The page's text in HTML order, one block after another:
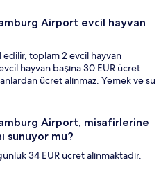
Airport evcil hayvan
edilir, toplam 2 evcil hayvan
hayvan başına 30 EUR ücret
ücret alınmaz. Yemek ve su
Airport, misafirlerine
sunuyor mu?
34 EUR ücret alınmaktadır.